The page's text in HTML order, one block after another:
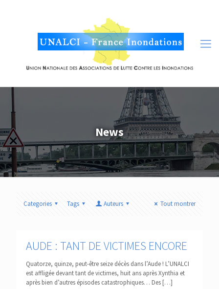
News
Categories Tags Auteurs Tout montrer
AUDE : TANT DE VICTIMES ENCORE
Quatorze, quinze, peut-être seize décès dans l’Aude ! L’UNALCI
est affligée devant tant de victimes, huit ans après Xynthia et
après bien d’autres épisodes catastrophiques… Des […]